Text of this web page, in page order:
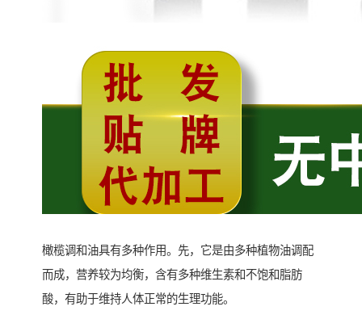
橄榄调和油具有多种作用。先，它是由多种植物油调配
而成，营养较为均衡，含有多种维生素和不饱和脂肪
酸，有助于维持人体正常的生理功能。